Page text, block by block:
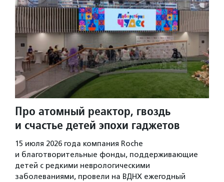
Про атомный реактор, гвоздь
и счастье детей эпохи гаджетов
15 июля 2026 года компания Roche
и благотворительные фонды, поддерживающие
детей с редкими неврологическими
заболеваниями, провели на ВДНХ ежегодный